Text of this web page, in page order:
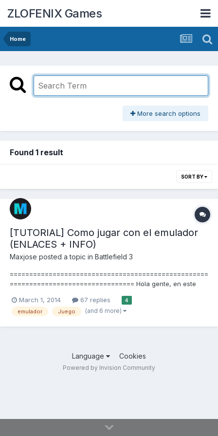
ZLOFENIX Games
Home
More search options
Found 1 result
SORT BY
[TUTORIAL] Como jugar con el emulador
(ENLACES + INFO)
Maxjose posted a topic in Battlefield 3
===================================================
================================ Hola gente, en este
===================================================
================================ ¿Que necesitas?...
March 1, 2014 67 replies 4
emulador Juego (and 6 more)
Language Cookies
Powered by Invision Community